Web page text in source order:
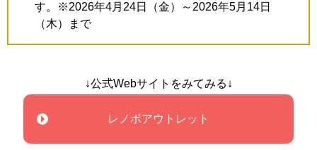
す。※2026年4月24日（金）～2026年5月14日
（木）まで
↓公式Webサイトをみてみる↓
レノボアウトレット